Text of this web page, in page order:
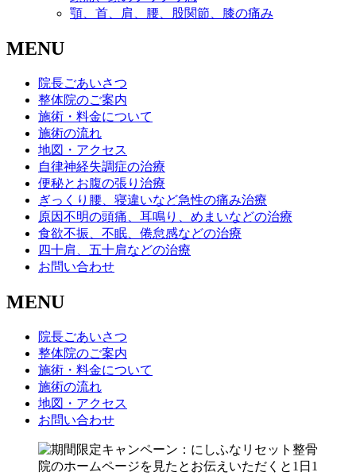
顎、首、肩、腰、股関節、膝の痛み
MENU
院長ごあいさつ
整体院のご案内
施術・料金について
施術の流れ
地図・アクセス
自律神経失調症の治療
便秘とお腹の張り治療
ぎっくり腰、寝違いなど急性の痛み治療
原因不明の頭痛、耳鳴り、めまいなどの治療
食欲不振、不眠、倦怠感などの治療
四十肩、五十肩などの治療
お問い合わせ
MENU
院長ごあいさつ
整体院のご案内
施術・料金について
施術の流れ
地図・アクセス
お問い合わせ